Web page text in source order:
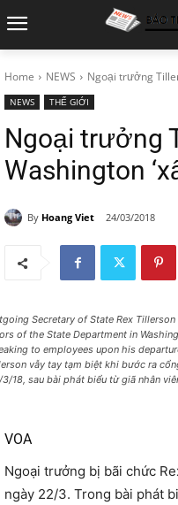
Home NEWS Ngoại trưởng
NEWS THẾ GIỚI
Ngoại trưởng
Washington
By Hoang Viet 24/03/2018
Secretary of State Rex
of the State Department in
to employees upon his
vẫy tay tạm biệt khi bước ra
18, sau bài phát biểu từ giã nhân
VOA
Ngoại trưởng bị bãi chức
ngày 22/3. Trong bài phát